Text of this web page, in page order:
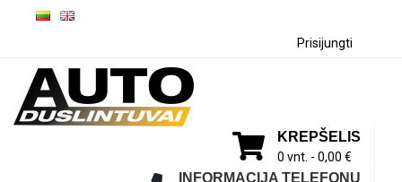
Prisijungti
KREPŠELIS
0 vnt. - 0,00 €
INFORMACIJA TELEFONU